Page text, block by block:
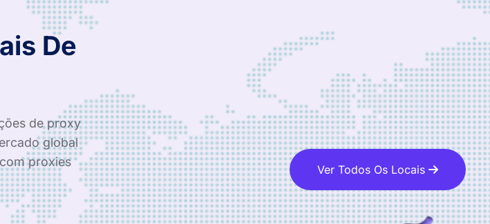
De
de proxy
global
proxies
Ver Todos Os Locais